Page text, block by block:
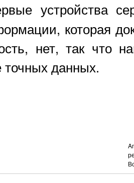
устройства
которая
нет, так что
точных данных.